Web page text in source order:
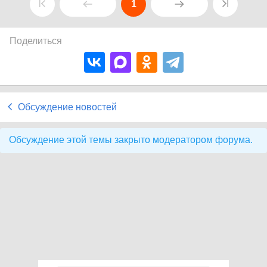
1
Поделиться
Обсуждение новостей
Обсуждение этой темы закрыто модератором форума.